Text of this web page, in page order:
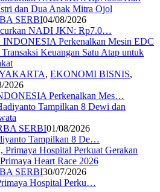
SERBI04/08/2026
NADI JKN: Rp7.0…
, EKONOMI BISNIS,
2026
Perkenalkan Mes…
SERBI01/08/2026
Tampilkan 8 De…
SERBI30/07/2026
Hospital Perku…